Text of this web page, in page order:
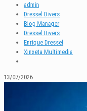
admin
Dressel Divers
Blog Manager
Dressel Divers
Enrique Dressel
Xinxeta Multimedia
13/07/2026